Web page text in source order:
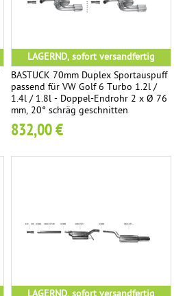
LAGERND, sofort versandfertig
BASTUCK 70mm Duplex Sportauspuff
passend für VW Golf 6 Turbo 1.2l /
1.4l / 1.8l - Doppel-Endrohr 2 x Ø 76
mm, 20° schräg geschnitten
832,00 €